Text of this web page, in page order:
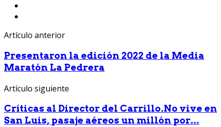
Artículo anterior
Presentaron la edición 2022 de la Media
Maratón La Pedrera
Artículo siguiente
Críticas al Director del Carrillo.No vive en
San Luis, pasaje aéreos un millón por...